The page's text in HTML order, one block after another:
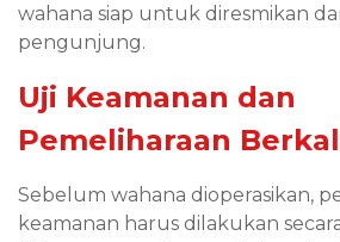
wahana siap untuk diresmikan
pengunjung.
Uji Keamanan dan
Pemeliharaan
Sebelum wahana dioperasikan,
keamanan harus dilakukan